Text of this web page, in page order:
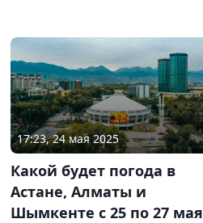
17:23, 24 мая 2025
Какой будет погода в
Астане, Алматы и
Шымкенте с 25 по 27 мая